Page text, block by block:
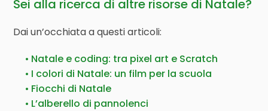
Sei alla ricerca di altre risorse di Natale?
Dai un’occhiata a questi articoli:
Natale e coding: tra pixel art e Scratch
I colori di Natale: un film per la scuola
Fiocchi di Natale
L’alberello di pannolenci